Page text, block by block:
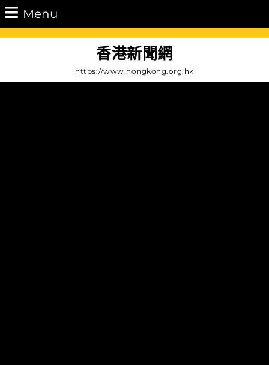
Skip
to
content
Menu
香港新聞網
https://www.hongkong.org.hk